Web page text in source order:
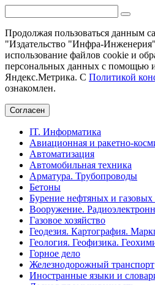
Продолжая пользоваться данным
"Издательство "Инфра-Инженерия"
использование файлов cookie и
персональных данных с помощью
Яндекс.Метрика. С Политикой
ознакомлен.
Согласен
IT. Информатика
Авиационная и ракетно-
Автоматизация
Автомобильная техника
Арматура. Трубопроводы
Бетоны
Бурение нефтяных и
Вооружение.
Газовое хозяйство
Геодезия. Картография.
Геология. Геофизика.
Горное дело
Железнодорожный транспорт
Иностранные языки и